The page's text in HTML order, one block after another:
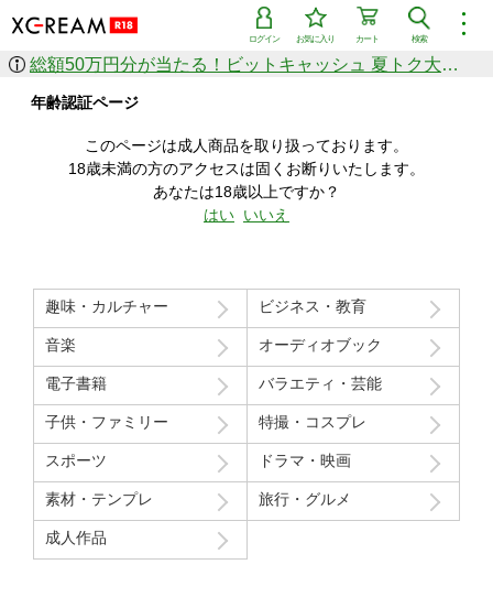
︙
検索
カート
お気に入り
ログイン
作品を探す
ジャンル
シリーズ
人気のセール中商品
新着セール中商品
すべての作品から探す
価格の安い順
価格の高い順
月間ランキング
年間ランキング
総額50万円分が当たる！ビットキャッシュ 夏トク大感謝祭
年齢認証ページ
このページは成人商品を取り扱っております。
18歳未満の方のアクセスは固くお断りいたします。
あなたは18歳以上ですか？
はい いいえ
趣味・カルチャー ビジネス・教育
音楽 オーディオブック
電子書籍 バラエティ・芸能
子供・ファミリー 特撮・コスプレ
スポーツ ドラマ・映画
素材・テンプレ 旅行・グルメ
成人作品